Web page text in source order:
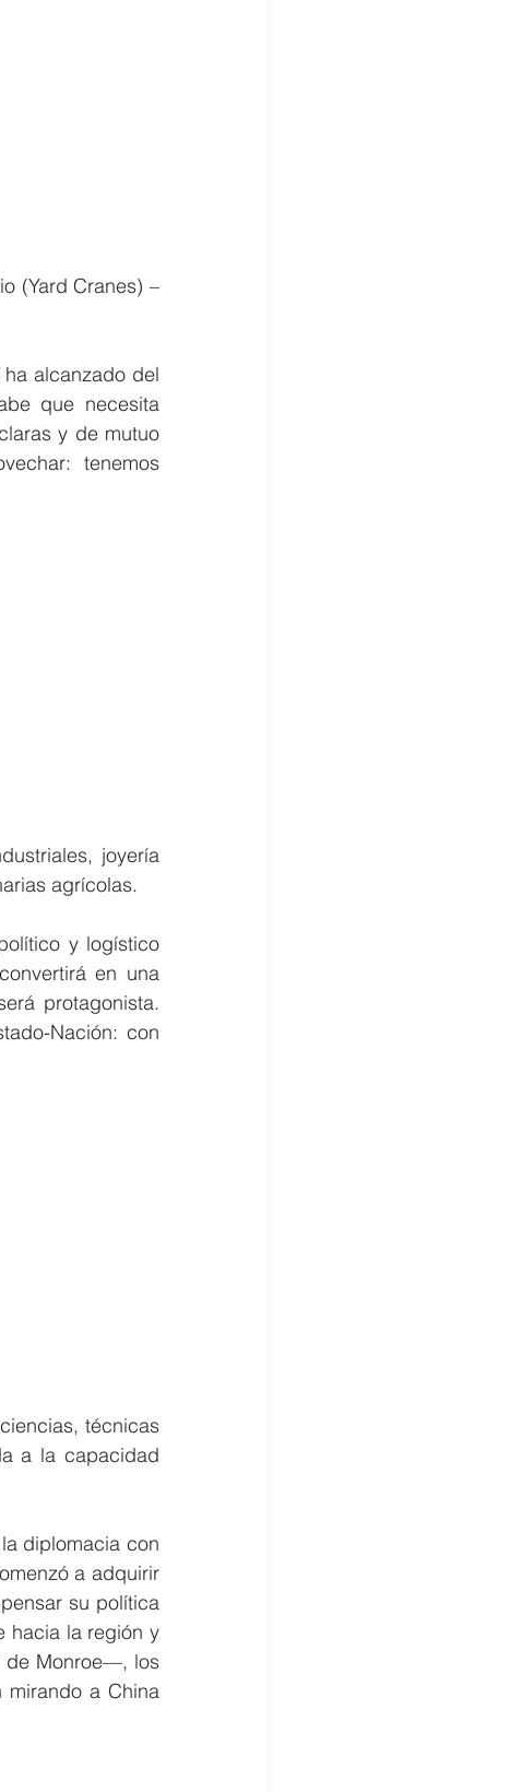
(Yard Cranes) –
alcanzado del
que necesita
y de mutuo
tenemos
joyería
agrícolas.
y logístico
en una
protagonista.
Nación: con
técnicas
a la capacidad
diplomacia con
a adquirir
su política
hacia la región y
de Monroe—, los
mirando a China